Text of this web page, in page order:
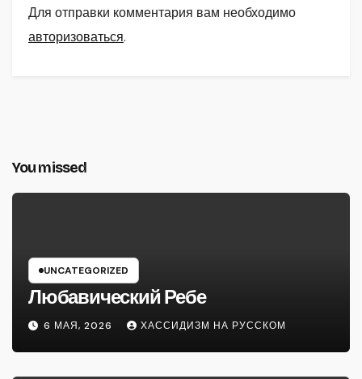
Для отправки комментария вам необходимо
авторизоваться.
You missed
UNCATEGORIZED
Любавический Ребе
6 МАЯ, 2026 ХАССИДИЗМ НА РУССКОМ